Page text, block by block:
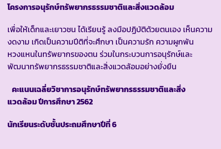
โครงการอนุรักษ์ทรัพยากรธรรมชาติและสิ่งแวดล้อม
เพื่อให้เด็กและเยาวชน ได้เรียนรู้ ลงมือปฏิบัติด้วยตนเอง เห็นความ
งดงาม เกิดเป็นความปีติที่จะศึกษา เป็นความรัก ความผูกพัน
หวงแหนในทรัพยากรของตน ร่วมในกระบวนการอนุรักษ์และ
พัฒนาทรัพยากรธรรมชาติและสิ่งแวดล้อมอย่างยั่งยืน
คะแนนเฉลี่ยวิชาการอนุรักษ์ทรัพยากรธรรมชาติและสิ่ง
แวดล้อม ปีการศึกษา 2562
นักเรียนระดับชั้นประถมศึกษาปีที่ 6